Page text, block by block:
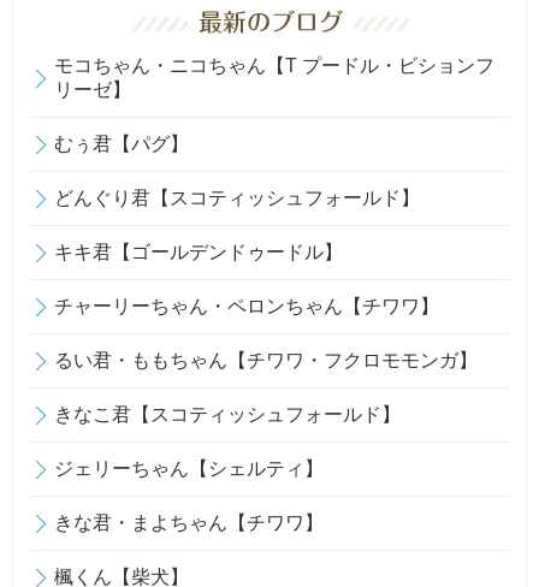
モコちゃん・ニコちゃん【T プードル・ビションフ
リーゼ】
むぅ君【パグ】
どんぐり君【スコティッシュフォールド】
キキ君【ゴールデンドゥードル】
チャーリーちゃん・ペロンちゃん【チワワ】
るい君・ももちゃん【チワワ・フクロモモンガ】
きなこ君【スコティッシュフォールド】
ジェリーちゃん【シェルティ】
きな君・まよちゃん【チワワ】
楓くん【柴犬】